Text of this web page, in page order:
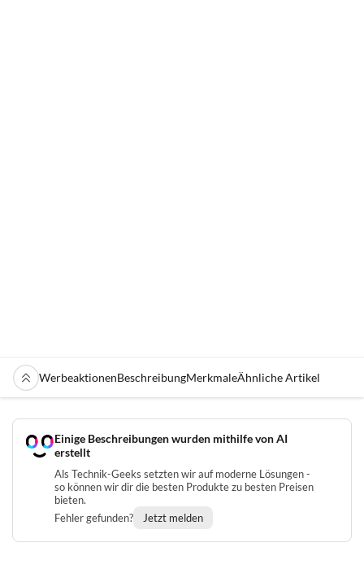
WerbeaktionenBeschreibungMerkmaleÄhnliche Artikel
Einige Beschreibungen wurden mithilfe von AI
erstellt
Als Technik-Geeks setzten wir auf moderne Lösungen -
so können wir dir die besten Produkte zu besten Preisen
bieten.
Fehler gefunden?
Jetzt melden